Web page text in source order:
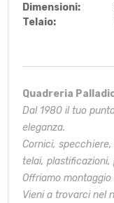
Dimensioni:
Telaio:
Quadreria
Dal 1980 il tuo
eleganza.
Cornici,
telai, plastificazioni,
Offriamo
Vieni a trovarci nel